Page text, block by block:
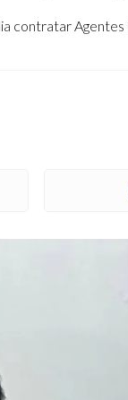
contratar Agentes